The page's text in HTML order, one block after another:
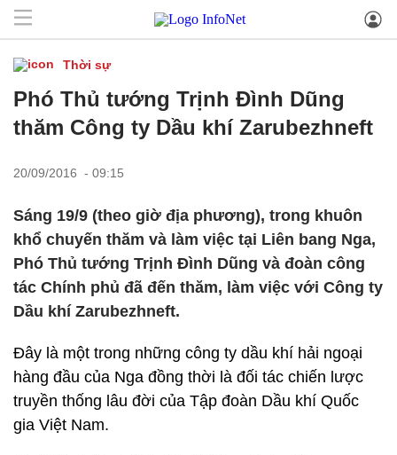
Thời sự
Phó Thủ tướng Trịnh Đình Dũng
thăm Công ty Dầu khí Zarubezhneft
20/09/2016 - 09:15
Sáng 19/9 (theo giờ địa phương), trong khuôn
khổ chuyến thăm và làm việc tại Liên bang Nga,
Phó Thủ tướng Trịnh Đình Dũng và đoàn công
tác Chính phủ đã đến thăm, làm việc với Công ty
Dầu khí Zarubezhneft.
Đây là một trong những công ty dầu khí hải ngoại
hàng đầu của Nga đồng thời là đối tác chiến lược
truyền thống lâu đời của Tập đoàn Dầu khí Quốc
gia Việt Nam.